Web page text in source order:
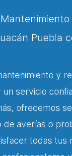
Puebla
y
servicio
ofrecemos
averías o
todas